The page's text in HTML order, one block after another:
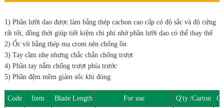
1) Phần lưỡi dao được làm bằng thép cacbon cao cấp có độ sắc và độ cứng
rất tốt, đồng thời giúp tiết kiệm chi phí nhờ phần lưỡi dao có thể thay thế
2) Ốc vít bằng thép mạ crom nên chống ồn
3) Tay cầm nhẹ nhưng chắc chắn chống trượt
4) Phần tay nắm chống trượt phía trước
5) Phần đệm mềm giảm sốc khi đóng
Code Item Blade Length For use Q'ty /Carton